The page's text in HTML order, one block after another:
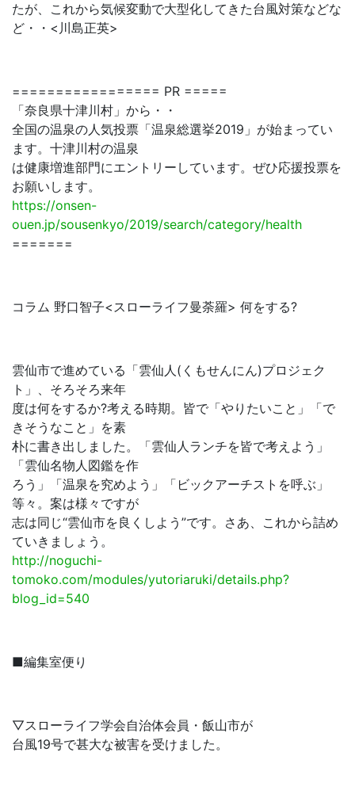
たが、これから気候変動で大型化してきた台風対策などな
ど・・<川島正英>
================= PR =====
「奈良県十津川村」から・・
全国の温泉の人気投票「温泉総選挙2019」が始まってい
ます。十津川村の温泉
は健康増進部門にエントリーしています。ぜひ応援投票を
お願いします。
https://onsen-
ouen.jp/sousenkyo/2019/search/category/health
=======
コラム 野口智子<スローライフ曼荼羅> 何をする?
雲仙市で進めている「雲仙人(くもせんにん)プロジェク
ト」、そろそろ来年
度は何をするか?考える時期。皆で「やりたいこと」「で
きそうなこと」を素
朴に書き出しました。「雲仙人ランチを皆で考えよう」
「雲仙名物人図鑑を作
ろう」「温泉を究めよう」「ビックアーチストを呼ぶ」
等々。案は様々ですが
志は同じ“雲仙市を良くしよう”です。さあ、これから詰め
ていきましょう。
http://noguchi-
tomoko.com/modules/yutoriaruki/details.php?
blog_id=540
■編集室便り
▽スローライフ学会自治体会員・飯山市が
台風19号で甚大な被害を受けました。